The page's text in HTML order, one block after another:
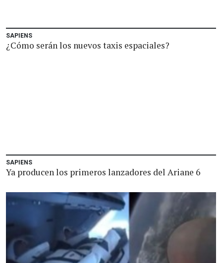
SAPIENS
¿Cómo serán los nuevos taxis espaciales?
SAPIENS
Ya producen los primeros lanzadores del Ariane 6